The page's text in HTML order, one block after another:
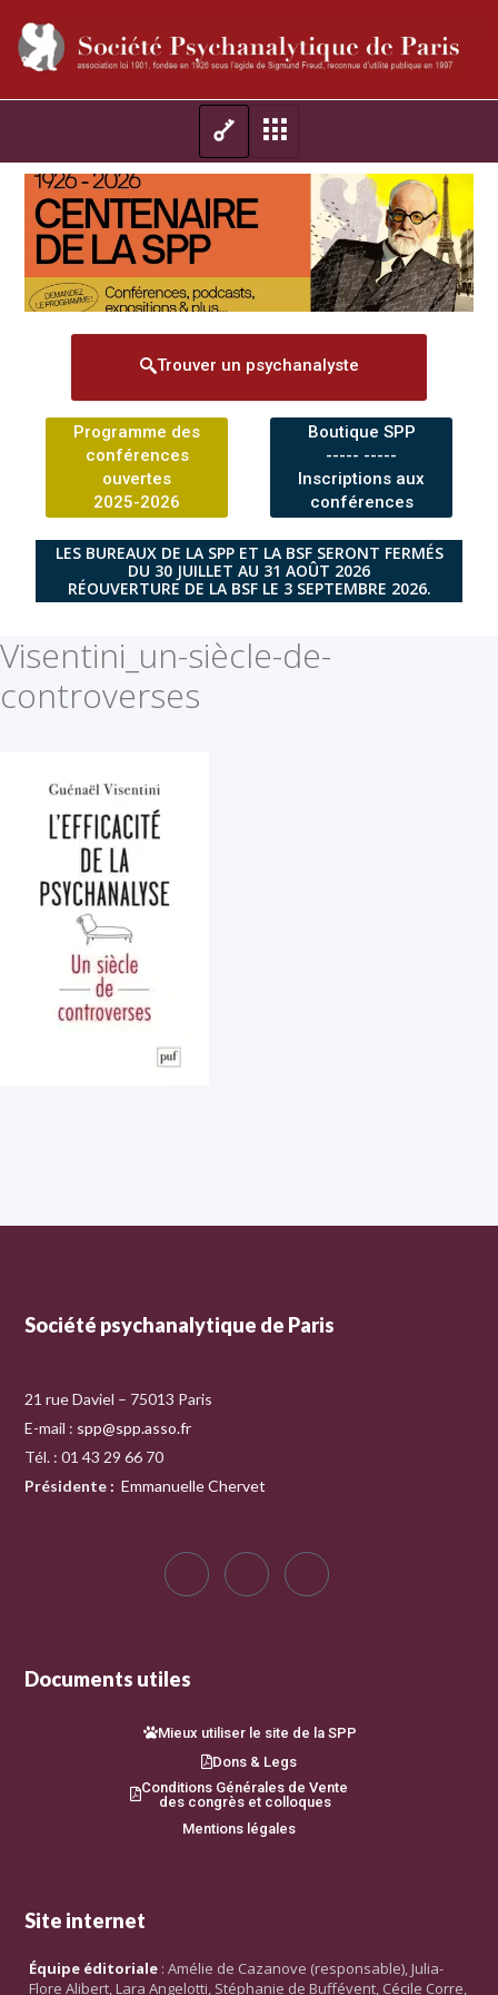
Trouver un psychanalyste
Programme des
conférences
ouvertes
2025-2026
Boutique SPP
----- -----
Inscriptions aux
conférences
LES BUREAUX DE LA SPP ET LA BSF SERONT FERMÉS
DU 30 JUILLET AU 31 AOÛT 2026
RÉOUVERTURE DE LA BSF LE 3 SEPTEMBRE 2026.
Visentini_un-siècle-de-
controverses
Société psychanalytique de Paris
21 rue Daviel – 75013 Paris
E-mail : spp@spp.asso.fr
Tél. : 01 43 29 66 70
Présidente : Emmanuelle Chervet
Documents utiles
Mieux utiliser le site de la SPP
Dons & Legs
Conditions Générales de Vente
des congrès et colloques
Mentions légales
Site internet
Équipe éditoriale : Amélie de Cazanove (responsable), Julia-
Flore Alibert, Lara Angelotti, Stéphanie de Buffévent, Cécile Corre,